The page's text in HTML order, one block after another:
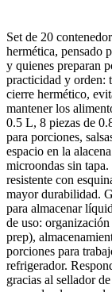
Set de 20
hermética, pensado
y quienes preparan
practicidad y orden:
cierre hermético,
mantener los
0.5 L, 8 piezas de
para porciones,
espacio en la
microondas sin
resistente con
mayor durabilidad.
para almacenar
de uso:
prep),
porciones para
refrigerador.
gracias al sellador